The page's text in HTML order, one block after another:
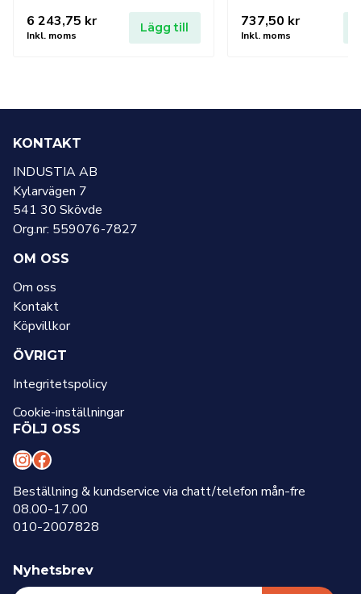
6 243,75 kr
Inkl. moms
Lägg till 737,50 kr
Inkl. moms
KONTAKT
INDUSTIA AB
Kylarvägen 7
541 30 Skövde
Org.nr: 559076-7827
OM OSS
Om oss
Kontakt
Köpvillkor
ÖVRIGT
Integritetspolicy
Cookie-inställningar
FÖLJ OSS
I
n
s
t
a
g
F
a
c
e
b
o
Beställning & kundservice via chatt/telefon mån-fre
08.00-17.00
010-2007828
Nyhetsbrev